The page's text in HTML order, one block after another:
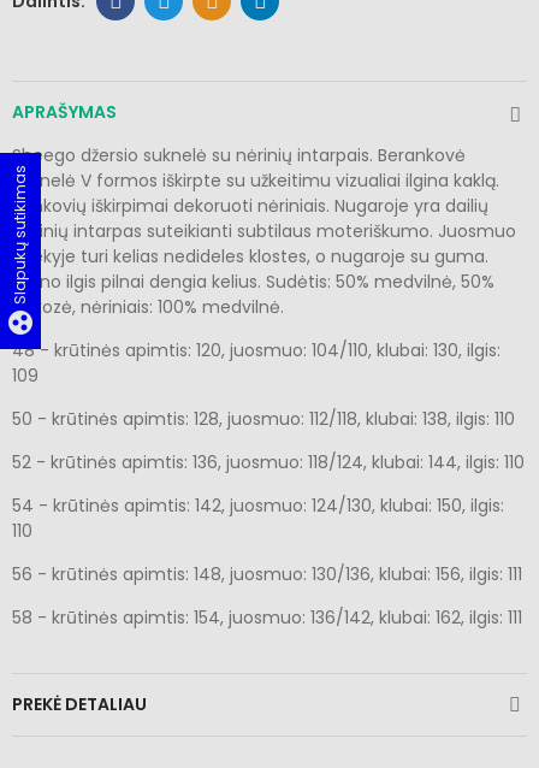
APRAŠYMAS
Sheego džersio suknelė su nėrinių intarpais. Berankovė
suknelė V formos iškirpte su užkeitimu vizualiai ilgina kaklą.
Rankovių iškirpimai dekoruoti nėriniais. Nugaroje yra dailių
nėrinių intarpas suteikianti subtilaus moteriškumo. Juosmuo
priekyje turi kelias nedideles klostes, o nugaroje su guma.
Sijono ilgis pilnai dengia kelius. Sudėtis: 50% medvilnė, 50%
viskozė, nėriniais: 100% medvilnė.
48 - krūtinės apimtis: 120, juosmuo: 104/110, klubai: 130, ilgis:
109
50 - krūtinės apimtis: 128, juosmuo: 112/118, klubai: 138, ilgis: 110
52 - krūtinės apimtis: 136, juosmuo: 118/124, klubai: 144, ilgis: 110
54 - krūtinės apimtis: 142, juosmuo: 124/130, klubai: 150, ilgis:
110
56 - krūtinės apimtis: 148, juosmuo: 130/136, klubai: 156, ilgis: 111
58 - krūtinės apimtis: 154, juosmuo: 136/142, klubai: 162, ilgis: 111
PREKĖ DETALIAU
group_work
Slapukų sutikimas